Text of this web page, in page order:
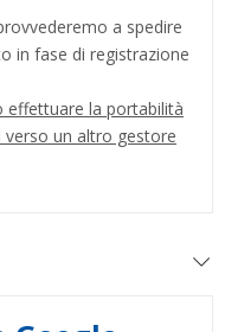
a spedire
in fase di registrazione
effettuare la portabilità
verso un altro gestore